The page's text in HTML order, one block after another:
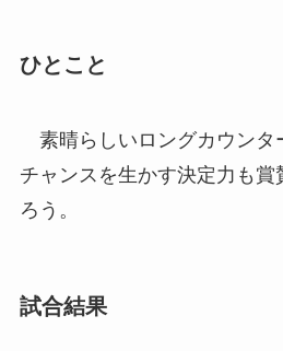
ひとこと
素晴らしいロングカウンタ
チャンスを生かす決定力も
ろう。
試合結果